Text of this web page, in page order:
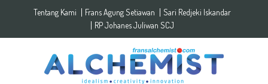
Skip to content
Tentang Kami Frans Agung Setiawan
Sari Redjeki Iskandar
RP Johanes Juliwan SCJ